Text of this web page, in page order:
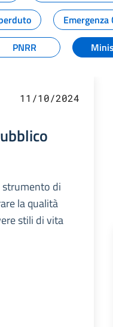
PNRR
11/10/2024
di
la qualità
stili di vita